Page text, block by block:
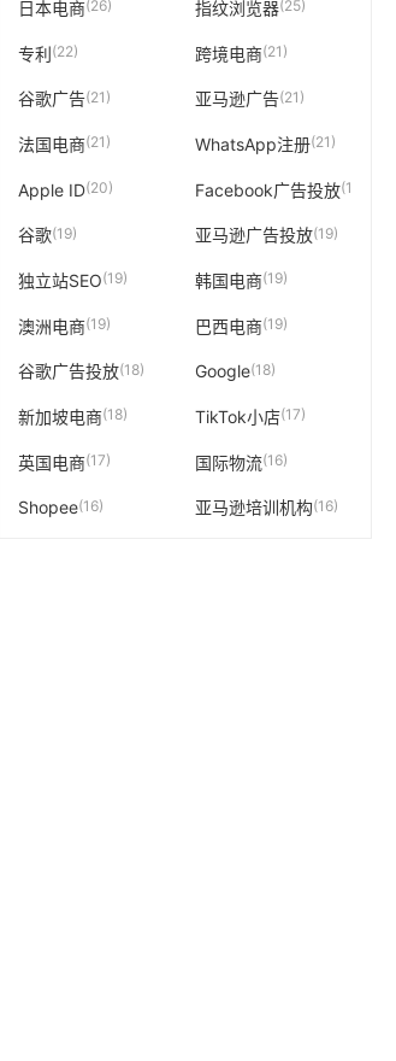
日本电商(26) 指纹浏览器(25)
专利(22) 跨境电商(21)
谷歌广告(21) 亚马逊广告(21)
法国电商(21) WhatsApp注册(21)
Apple ID(20) Facebook广告投放(19)
谷歌(19) 亚马逊广告投放(19)
独立站SEO(19) 韩国电商(19)
澳洲电商(19) 巴西电商(19)
谷歌广告投放(18) Google(18)
新加坡电商(18) TikTok小店(17)
英国电商(17) 国际物流(16)
Shopee(16) 亚马逊培训机构(16)